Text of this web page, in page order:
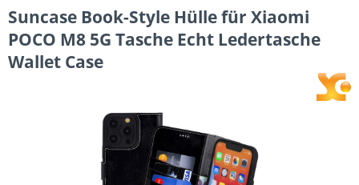
Suncase Book-Style Hülle für Xiaomi
POCO M8 5G Tasche Echt Ledertasche
Wallet Case